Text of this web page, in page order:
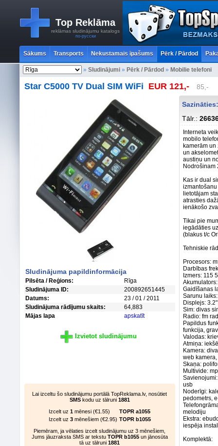
Top Reklāma
reklāmas sludinājumu katalogs
по-русски
Sākums Transports Nekustamais īpašums Pērk / Pārdod
» Sludinājumi » Pērk / Pārdod » Mobilie telefoni
Star C5000 TV Dual SIM WiFi EUR 121,- 85,-
Sludinājuma papildinformācija
Pilsēta / Reģions:
Rīga
Sludinājuma ID:
200892651445
Datums:
23 / 01 / 2011
Sludinājuma rādījumu skaits:
64,883
Mājas lapa
apskatīt
Izvietot sludinājumu
Lai izceltu šo sludinājumu portālā TopReklama.lv, nosūtiet
SMS kodu uz tālruni 1881
Izcelt uz 1 mēnesi (€1.55)
TOPR a1055
Izcelt uz 3 mēnešiem (€2.95) TOPR b1055
Piemēram, ja vēlaties izcelt sludinājumu uz 3 mēnešiem,
Jums jāuzraksta SMS ar tekstu TOPR b1055 un jānosūta
tā uz tālruni1881
Tālr.:
Interneta
mobilo
kamerām
un
austiņu un
Nodrošinam
Kas ir dual
lietotājam
atrasties
ienākošo
Tikai pie
iegādāties
(blakus t/c
Tehniskie
Procesors:
Darbības
Izmers: 115
Gaidīšanas
Sarunu
Displejs:
Sim: divas
Radio: fm
Papildus
funkcija,
Valodas:
Atmiņa:
Kamera:
web
Skaņa:
Multivide:
usb
Noderīgi:
pedometrs,
melodiju
Ekstra:
iespēja
Komplektā: